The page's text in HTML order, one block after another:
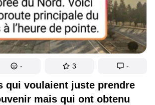
qui voulaient juste prendre
mais qui ont obtenu
- 3 -